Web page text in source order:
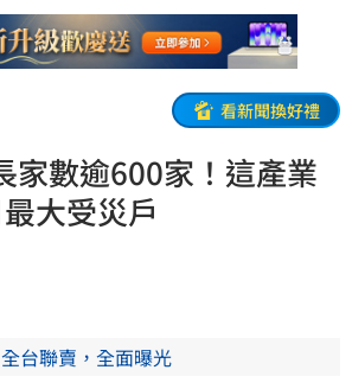
看新聞換好禮
家數逾600家！這產業
大受災戶
全台聯賣，全面曝光